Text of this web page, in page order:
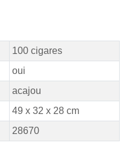
100 cigares
oui
acajou
49 x 32 x 28 cm
28670